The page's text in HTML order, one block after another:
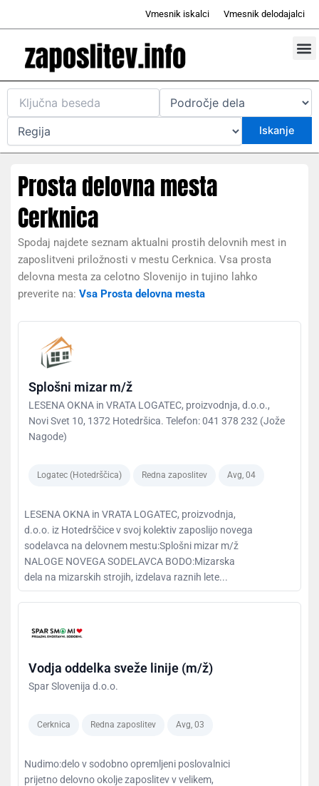
Vmesnik iskalci Vmesnik delodajalci
Prosta delovna mesta
Cerknica
Spodaj najdete seznam aktualni prostih delovnih mest in
zaposlitveni priložnosti v mestu Cerknica. Vsa prosta
delovna mesta za celotno Slovenijo in tujino lahko
preverite na: Vsa Prosta delovna mesta
Splošni mizar m/ž
LESENA OKNA in VRATA LOGATEC, proizvodnja, d.o.o.,
Novi Svet 10, 1372 Hotedršica. Telefon: 041 378 232 (Jože
Nagode)
Logatec (Hotedrščica) Redna zaposlitev Avg, 04
LESENA OKNA in VRATA LOGATEC, proizvodnja,
d.o.o. iz Hotedrščice v svoj kolektiv zaposlijo novega
sodelavca na delovnem mestu:Splošni mizar m/ž
NALOGE NOVEGA SODELAVCA BODO:Mizarska
dela na mizarskih strojih, izdelava raznih lete...
Vodja oddelka sveže linije (m/ž)
Spar Slovenija d.o.o.
Cerknica Redna zaposlitev Avg, 03
Nudimo:delo v sodobno opremljeni poslovalnici
prijetno delovno okolje zaposlitev v velikem,